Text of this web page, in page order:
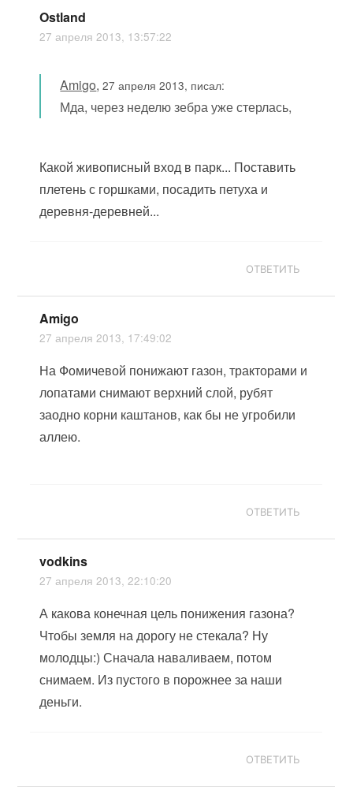
Ostland
27 апреля 2013, 13:57:22
Amigo,27 апреля 2013, писал:
Мда, через неделю зебра уже стерлась,
Какой живописный вход в парк... Поставить
плетень с горшками, посадить петуха и
деревня-деревней...
ОТВЕТИТЬ
Amigo
27 апреля 2013, 17:49:02
На Фомичевой понижают газон, тракторами и
лопатами снимают верхний слой, рубят
заодно корни каштанов, как бы не угробили
аллею.
ОТВЕТИТЬ
vodkins
27 апреля 2013, 22:10:20
А какова конечная цель понижения газона?
Чтобы земля на дорогу не стекала? Ну
молодцы:) Сначала наваливаем, потом
снимаем. Из пустого в порожнее за наши
деньги.
ОТВЕТИТЬ